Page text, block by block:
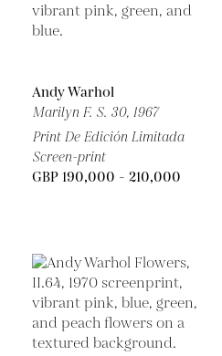
Andy Warhol
Marilyn F. S. 30, 1967
Print De Edición Limitada
Screen-print
GBP 190,000 - 210,000